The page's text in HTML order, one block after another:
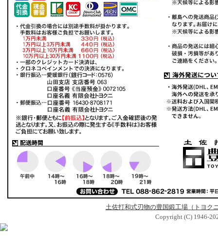
土佐打和式刃物の豊国鍛工場（トヨク
Copyright (C) 1946-